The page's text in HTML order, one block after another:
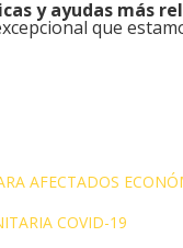
y ayudas más
que
AFECTADOS
COVID-19